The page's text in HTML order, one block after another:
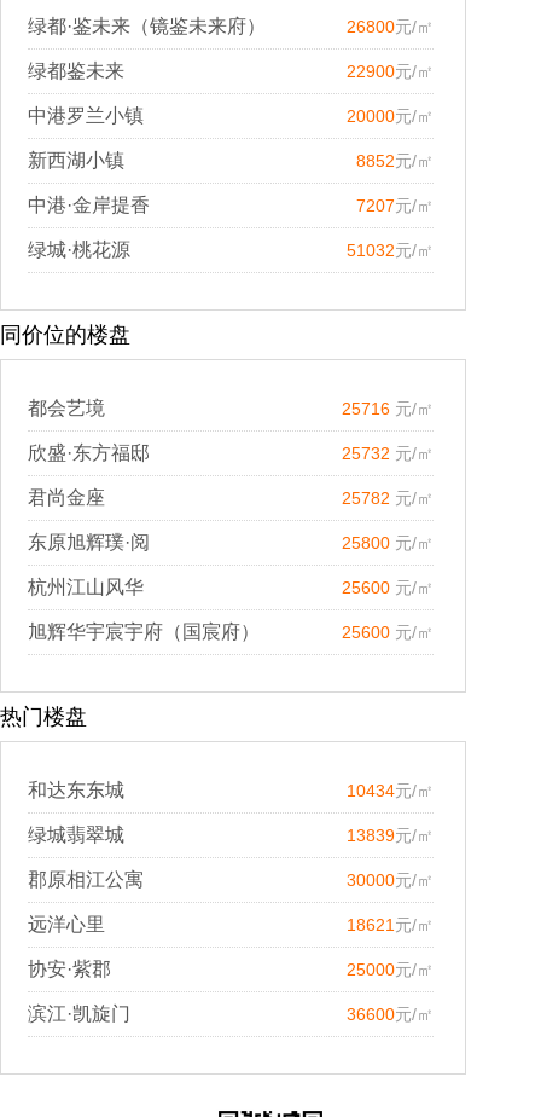
绿都·鉴未来（镜鉴未来府） 26800元/㎡
绿都鉴未来 22900元/㎡
中港罗兰小镇 20000元/㎡
新西湖小镇 8852元/㎡
中港·金岸提香 7207元/㎡
绿城·桃花源 51032元/㎡
同价位的楼盘
都会艺境 25716 元/㎡
欣盛·东方福邸 25732 元/㎡
君尚金座 25782 元/㎡
东原旭辉璞·阅 25800 元/㎡
杭州江山风华 25600 元/㎡
旭辉华宇宸宇府（国宸府） 25600 元/㎡
热门楼盘
和达东东城 10434元/㎡
绿城翡翠城 13839元/㎡
郡原相江公寓 30000元/㎡
远洋心里 18621 元/㎡
协安·紫郡 25000元/㎡
滨江·凯旋门 36600元/㎡